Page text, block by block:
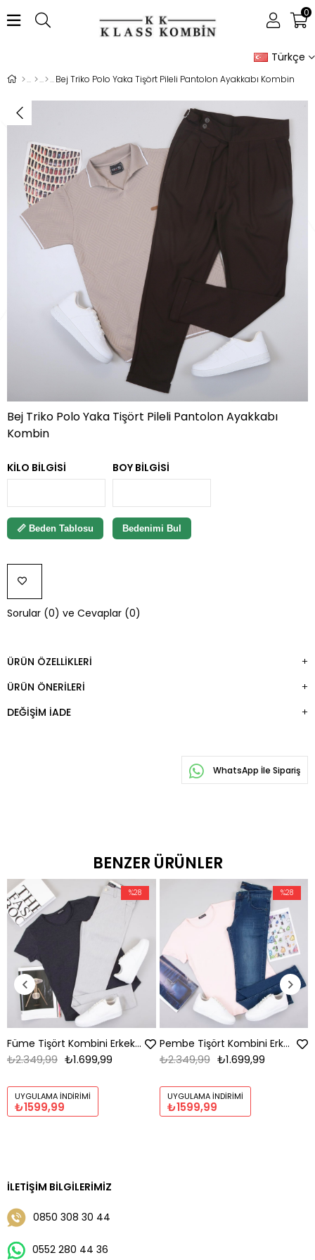
Türkçe
0
Bej Triko Polo Yaka Tişört Pileli Pantolon Ayakkabı Kombin
Bej Triko Polo Yaka Tişört Pileli Pantolon Ayakkabı
Kombin
KILO BILGISI BOY BILGISI
📏 Beden Tablosu Bedenimi Bul
FAVORILERE
EKLE
Sorular (0) ve Cevaplar (0)
ÜRÜN ÖZELLIKLERI
ÜRÜN ÖNERILERI
DEĞIŞIM İADE
WhatsApp İle Sipariş
BENZER ÜRÜNLER
Füme Tişört Kombini Erkek | Slim Fit Şık Komple Set
₺1.699,99
₺2.349,99
UYGULAMA İNDIRIMI
₺1599,99
%28
Pembe Tişört Kombini Erkek | Slim Fit Şık Komple Set
₺1.699,99
₺2.349,99
UYGULAMA İNDIRIMI
₺1599,99
%28
İLETIŞIM BILGILERIMIZ
0850 308 30 44
0552 280 44 36